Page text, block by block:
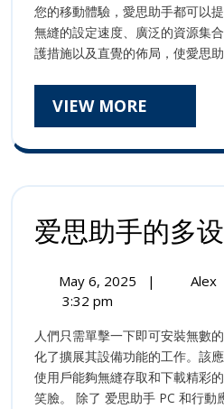
您的移動體驗，愛思助手都可以
無縫的設定速度、廣泛的資源集
護措施以及直覺的佈局，使愛思
VIEW MORE
MORE
爱思助手的多
May 6, 2025
May
| Alex
3:32 pm
人們只需單擊一下即可安裝無數的應用程式和遊戲，大大簡
化了擴展其設備功能的工作。該
使用戶能夠無縫存取和下載精彩
笑臉。 除了 爱思助手 PC 和行動